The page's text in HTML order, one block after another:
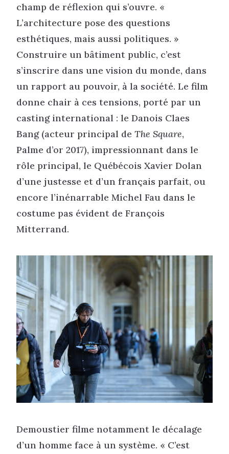
champ de réflexion qui s’ouvre. «
L’architecture pose des questions
esthétiques, mais aussi politiques. »
Construire un bâtiment public, c’est
s’inscrire dans une vision du monde, dans
un rapport au pouvoir, à la société. Le film
donne chair à ces tensions, porté par un
casting international : le Danois Claes
Bang (acteur principal de The Square,
Palme d’or 2017), impressionnant dans le
rôle principal, le Québécois Xavier Dolan
d’une justesse et d’un français parfait, ou
encore l’inénarrable Michel Fau dans le
costume pas évident de François
Mitterrand.
Demoustier filme notamment le décalage
d’un homme face à un système. « C’est